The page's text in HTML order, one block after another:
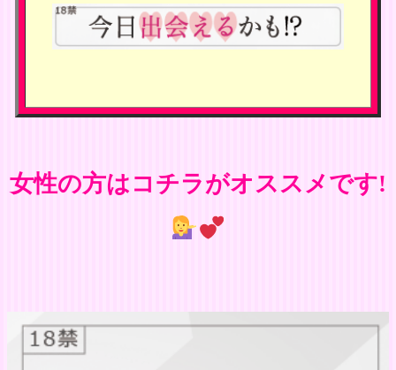
女性の方はコチラがオススメです!